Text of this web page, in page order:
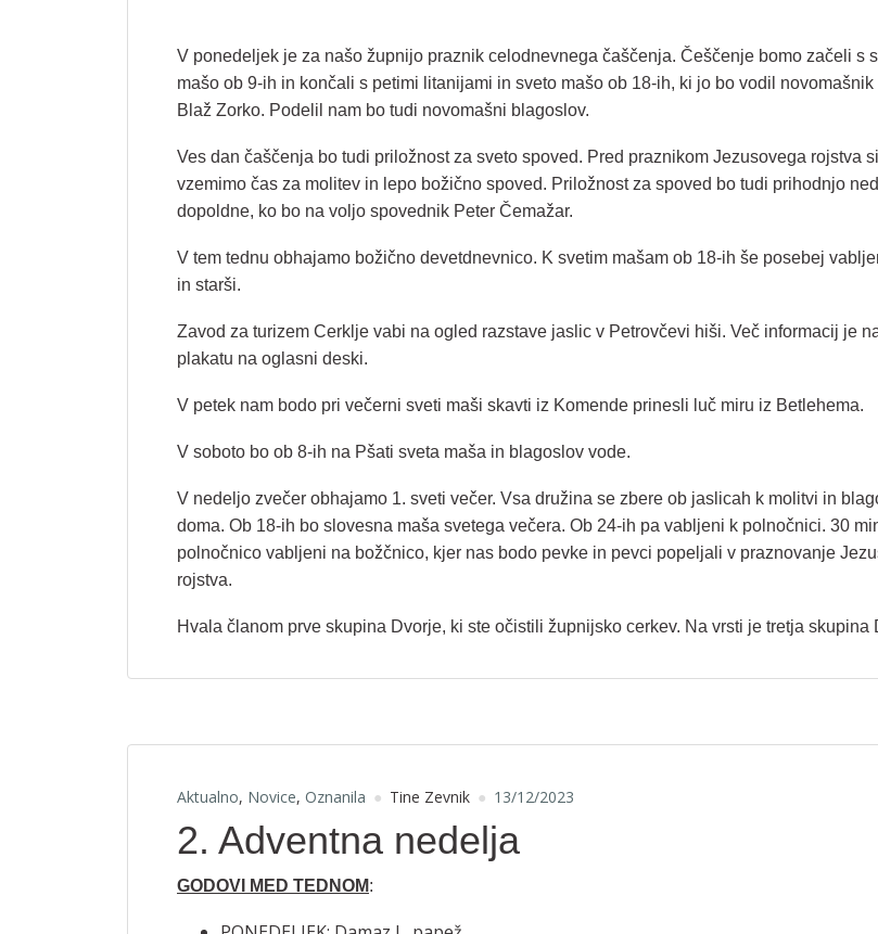
V ponedeljek je za našo župnijo praznik celodnevnega čaščenja. Češčenje bomo začeli s
mašo ob 9-ih in končali s petimi litanijami in sveto mašo ob 18-ih, ki jo bo vodil novomašnik
Blaž Zorko. Podelil nam bo tudi novomašni blagoslov.
Ves dan čaščenja bo tudi priložnost za sveto spoved. Pred praznikom Jezusovega rojstva si
vzemimo čas za molitev in lepo božično spoved. Priložnost za spoved bo tudi prihodnjo
dopoldne, ko bo na voljo spovednik Peter Čemažar.
V tem tednu obhajamo božično devetdnevnico. K svetim mašam ob 18-ih še posebej
in starši.
Zavod za turizem Cerklje vabi na ogled razstave jaslic v Petrovčevi hiši. Več informacij je
plakatu na oglasni deski.
V petek nam bodo pri večerni sveti maši skavti iz Komende prinesli luč miru iz Betlehema.
V soboto bo ob 8-ih na Pšati sveta maša in blagoslov vode.
V nedeljo zvečer obhajamo 1. sveti večer. Vsa družina se zbere ob jaslicah k molitvi in
doma. Ob 18-ih bo slovesna maša svetega večera. Ob 24-ih pa vabljeni k polnočnici. 30
polnočnico vabljeni na božčnico, kjer nas bodo pevke in pevci popeljali v praznovanje
rojstva.
Hvala članom prve skupina Dvorje, ki ste očistili župnijsko cerkev. Na vrsti je tretja skupina
Aktualno, Novice, Oznanila Tine Zevnik 13/12/2023
2. Adventna nedelja
GODOVI MED TEDNOM: